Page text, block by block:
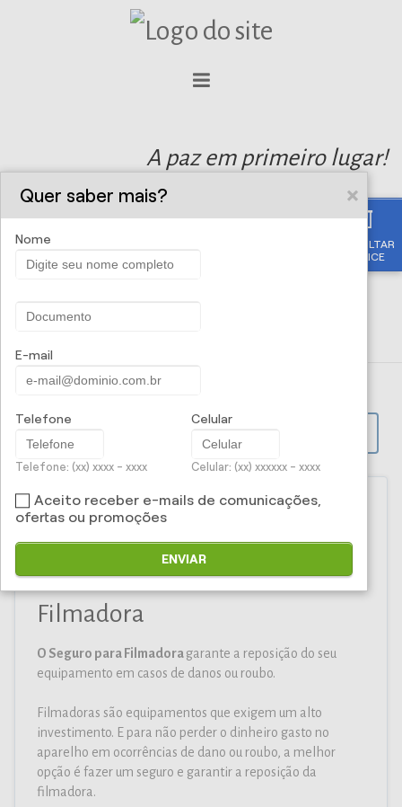
CONSULTAR
APÓLICE
A paz em primeiro lugar!
Iti Corretora e Administradora
de Seguros Ltda - Seguro para
Filmadora
O Seguro para Filmadoragarante a reposição do seu
equipamento em casos de danos ou roubo.
Filmadoras são equipamentos que exigem um alto
investimento. E para não perder o dinheiro gasto no
aparelho em ocorrências de dano ou roubo, a melhor
opção é fazer um seguro e garantir a reposição da
filmadora.
Quer saber mais?
Nome
E-mail
Telefone
Telefone: (xx) xxxx - xxxx
Celular
Celular: (xx) xxxxxx - xxxx
Aceito receber e-mails de comunicações,
ofertas ou promoções
ENVIAR